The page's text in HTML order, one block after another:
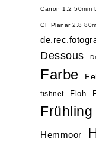
Canon 1.2 50mm
CF Planar 2.8
Dessous
Farbe
fishnet Floh
Frühling
Hemmoor